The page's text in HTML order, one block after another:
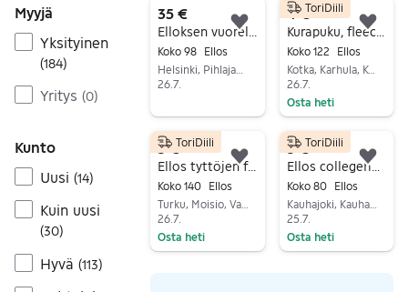
Myyjä
Yksityinen
(184)
Yritys (0)
Kunto
Uusi (14)
Kuin uusi
(30)
Hyvä (113)
35 €
Koko 98
Ellos
26.7.
Lisää suosikiksi.
4 €
Kurapuku, fleece vuorella, koko 122
Koko 122
Ellos
Kotka, Karhula, Kymenlaakso
26.7.
Osta heti
ToriDiili
5 €
Ellos tyttöjen farkut koko 140 sininen
Koko 140
Ellos
26.7.
Osta heti
ToriDiili
Lisää suosikiksi.
3 €
Ellos collegehaalari 80
Koko 80
Ellos
Kauhajoki, Kauhajoki Keskus, Etelä-Pohjanmaa
25.7.
Osta heti
ToriDiili